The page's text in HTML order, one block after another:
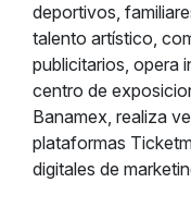
deportivos,
talento artístico,
publicitarios, opera
centro de
Banamex, realiza
plataformas
digitales de